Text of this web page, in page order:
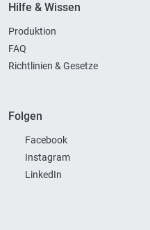
Hilfe & Wissen
Produktion
FAQ
Richtlinien & Gesetze
Folgen
Facebook
Instagram
LinkedIn